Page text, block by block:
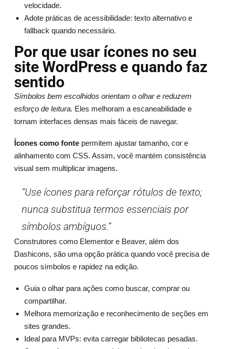
velocidade.
Adote práticas de acessibilidade: texto alternativo e
fallback quando necessário.
Por que usar ícones no seu
site WordPress e quando faz
sentido
Símbolos bem escolhidos orientam o olhar e reduzem
esforço de leitura. Eles melhoram a escaneabilidade e
tornam interfaces densas mais fáceis de navegar.
Ícones como fontepermitem ajustar tamanho, cor e
alinhamento com CSS. Assim, você mantém consistência
visual sem multiplicar imagens.
“Use ícones para reforçar rótulos de texto;
nunca substitua termos essenciais por
símbolos ambíguos.”
Construtores como Elementor e Beaver, além dos
Dashicons, são uma opção prática quando você precisa de
poucos símbolos e rapidez na edição.
Guia o olhar para ações como buscar, comprar ou
compartilhar.
Melhora memorização e reconhecimento de seções em
sites grandes.
Ideal para MVPs: evita carregar bibliotecas pesadas.